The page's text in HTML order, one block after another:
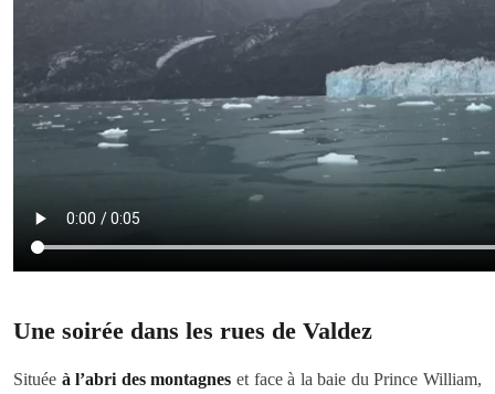
Une soirée dans les rues de Valdez
Située à l’abri des montagnes et face à la baie du Prince William,